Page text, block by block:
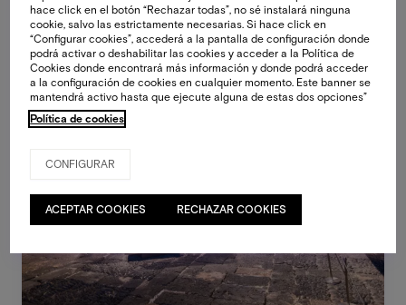
hace click en el botón “Rechazar todas”, no sé instalará ninguna
cookie, salvo las estrictamente necesarias. Si hace click en
“Configurar cookies”, accederá a la pantalla de configuración donde
podrá activar o deshabilitar las cookies y acceder a la Política de
Cookies donde encontrará más información y donde podrá acceder
a la configuración de cookies en cualquier momento. Este banner se
mantendrá activo hasta que ejecute alguna de estas dos opciones”
Política de cookies
CONFIGURAR
RECHAZAR COOKIES
ACEPTAR COOKIES